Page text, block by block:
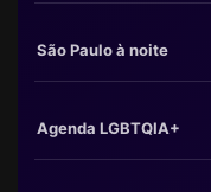
São Paulo à noite
Agenda LGBTQIA+